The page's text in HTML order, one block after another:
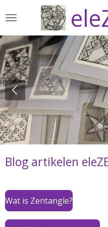
direct
naar
de
hoofdinhoud
Blog artikelen
Wat is Zentangle?